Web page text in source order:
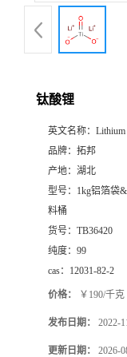
钛酸锂
英文名称： Lithium
品牌： 拓邦
产地： 湖北
型号： 1kg铝箔袋
料桶
货号： TB36420
纯度： 99
cas： 12031-82-2
价格： ￥190/千克
发布日期： 2022-
更新日期： 2026-